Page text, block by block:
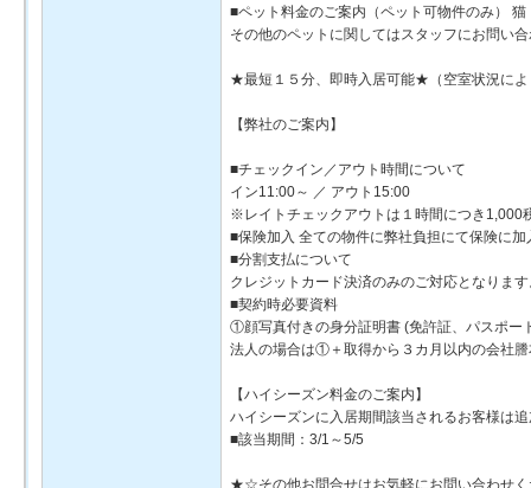
■ペット料金のご案内（ペット可物件のみ）
その他のペットに関してはスタッフにお問い
★最短１５分、即時入居可能★（空室状況によ
【弊社のご案内】
■チェックイン／アウト時間について
イン11:00～ ／ アウト15:00
※レイトチェックアウトは１時間につき1,000
■保険加入 全ての物件に弊社負担にて保険に
■分割支払について
クレジットカード決済のみのご対応となりま
■契約時必要資料
①顔写真付きの身分証明書 (免許証、パスポー
法人の場合は①＋取得から３カ月以内の会社
【ハイシーズン料金のご案内】
ハイシーズンに入居期間該当されるお客様は
■該当期間：3/1～5/5
★☆その他お問合せはお気軽にお問い合わせ